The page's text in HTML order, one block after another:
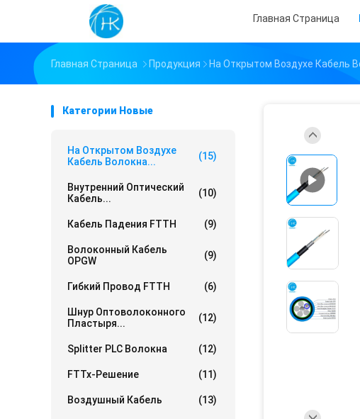
Главная Страница
Главная Страница Продукция На Открытом Воздухе Кабель
Категории Новые
На Открытом Воздухе
Кабель Волокна...
(15)
Внутренний Оптический
Кабель...
(10)
Кабель Падения FTTH (9)
Волоконный Кабель
OPGW
(9)
Гибкий Провод FTTH (6)
Шнур Оптоволоконного
Пластыря...
(12)
Splitter PLC Волокна (12)
FTTx-Решение (11)
Воздушный Кабель (13)